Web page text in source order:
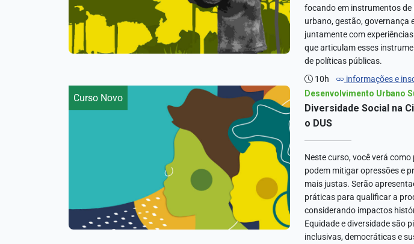
focando em instrumentos de
urbano, gestão, governança
juntamente com
que articulam esses
de políticas públicas.
10h
informações e
Curso Novo Desenvolvimento Urbano
Diversidade Social na
o DUS
Neste curso, você verá
podem mitigar opressões e
mais justas. Serão
práticas para qualificar a
considerando impactos
Equidade e diversidade são
inclusivas, democráticas e